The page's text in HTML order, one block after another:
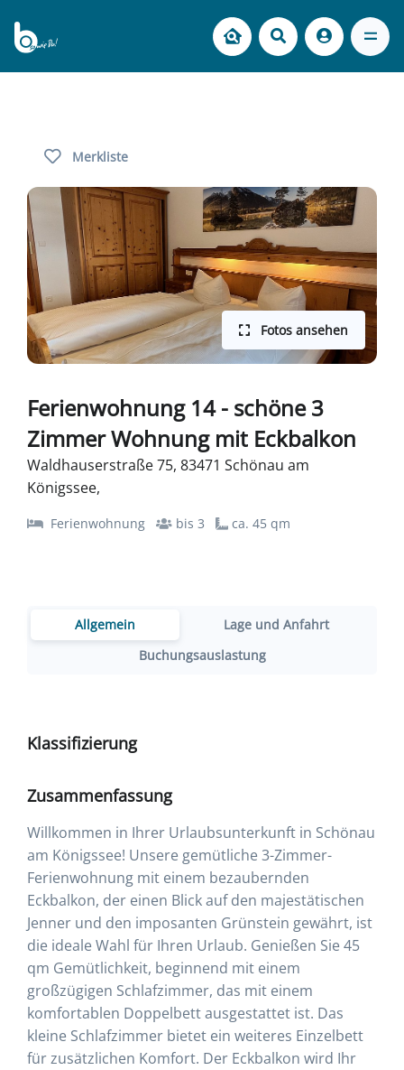
Merkliste
Fotos ansehen
Ferienwohnung 14 - schöne 3
Zimmer Wohnung mit Eckbalkon
Waldhauserstraße 75, 83471 Schönau am
Königssee,
Ferienwohnung bis 3 ca. 45 qm
Allgemein
Lage und Anfahrt
Buchungsauslastung
Klassifizierung
Zusammenfassung
Willkommen in Ihrer Urlaubsunterkunft in Schönau
am Königssee! Unsere gemütliche 3-Zimmer-
Ferienwohnung mit einem bezaubernden
Eckbalkon, der einen Blick auf den majestätischen
Jenner und den imposanten Grünstein gewährt, ist
die ideale Wahl für Ihren Urlaub. Genießen Sie 45
qm Gemütlichkeit, beginnend mit einem
großzügigen Schlafzimmer, das mit einem
komfortablen Doppelbett ausgestattet ist. Das
kleine Schlafzimmer bietet ein weiteres Einzelbett
für zusätzlichen Komfort. Der Eckbalkon wird Ihr